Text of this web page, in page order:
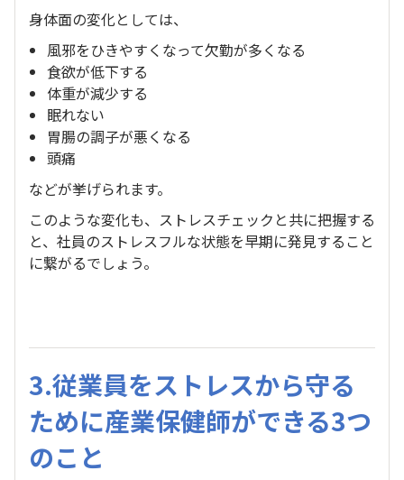
身体面の変化としては、
風邪をひきやすくなって欠勤が多くなる
食欲が低下する
体重が減少する
眠れない
胃腸の調子が悪くなる
頭痛
などが挙げられます。
このような変化も、ストレスチェックと共に把握する
と、社員のストレスフルな状態を早期に発見すること
に繋がるでしょう。
3.従業員をストレスから守る
ために産業保健師ができる3つ
のこと